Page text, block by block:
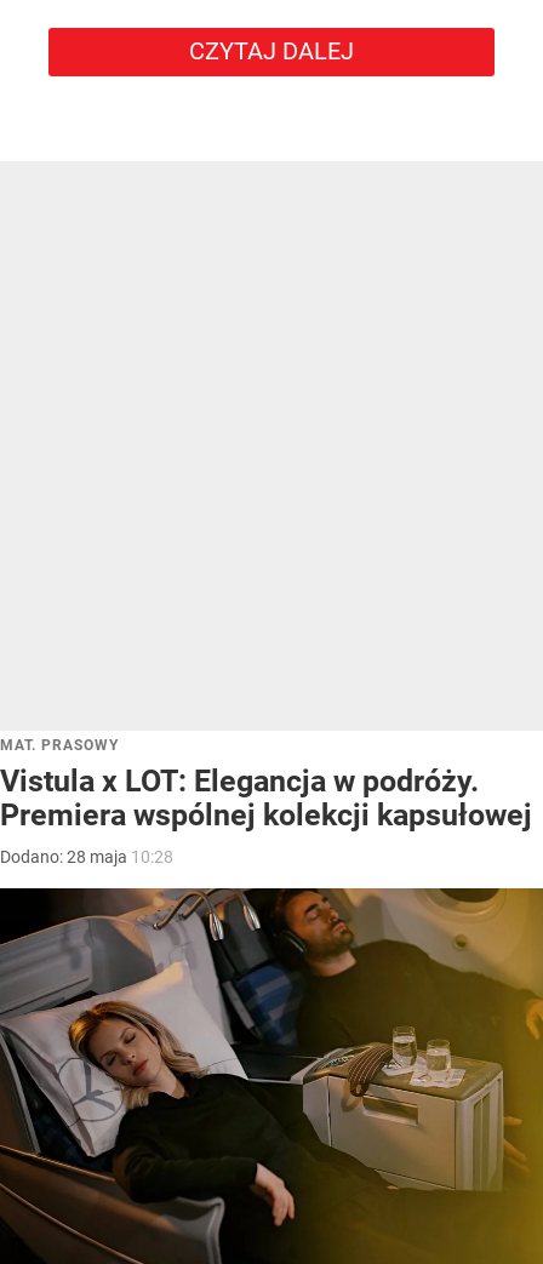
CZYTAJ DALEJ
MAT. PRASOWY
Vistula x LOT: Elegancja w podróży.
Premiera wspólnej kolekcji kapsułowej
Dodano:28 maja 10:28